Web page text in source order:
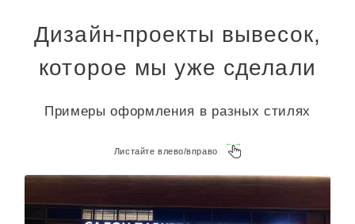
Дизайн-проекты вывесок,
которое мы уже сделали
Примеры оформления в разных стилях
Листайте влево/вправо